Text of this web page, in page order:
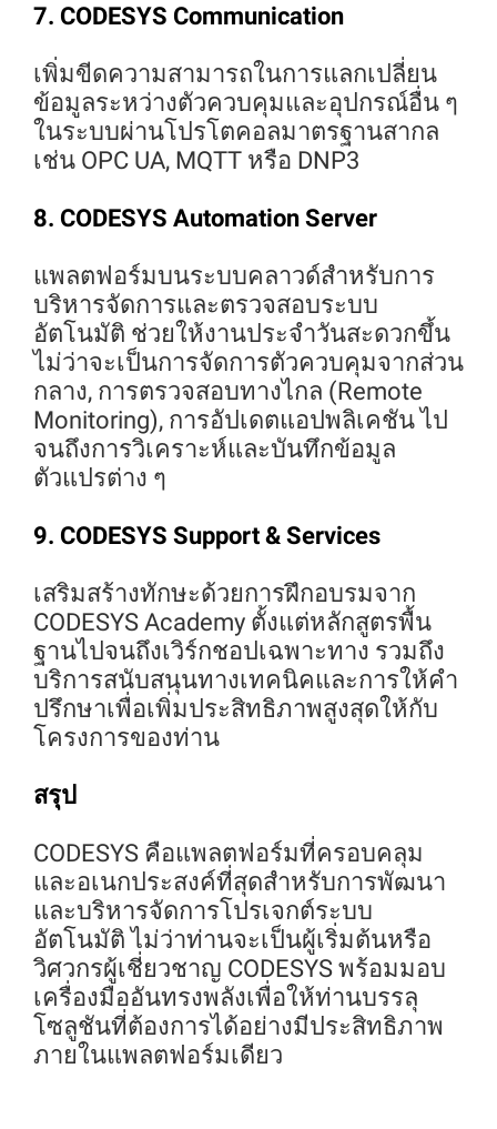
7. CODESYS Communication
เพิ่มขีดความสามารถในการแลกเปลี่ยน
ข้อมูลระหว่างตัวควบคุมและอุปกรณ์อื่น ๆ
ในระบบผ่านโปรโตคอลมาตรฐานสากล
เช่น OPC UA, MQTT หรือ DNP3
8. CODESYS Automation Server
แพลตฟอร์มบนระบบคลาวด์สำหรับการ
บริหารจัดการและตรวจสอบระบบ
อัตโนมัติ ช่วยให้งานประจำวันสะดวกขึ้น
ไม่ว่าจะเป็นการจัดการตัวควบคุมจากส่วน
กลาง, การตรวจสอบทางไกล (Remote
Monitoring), การอัปเดตแอปพลิเคชัน ไป
จนถึงการวิเคราะห์และบันทึกข้อมูล
ตัวแปรต่าง ๆ
9. CODESYS Support & Services
เสริมสร้างทักษะด้วยการฝึกอบรมจาก
CODESYS Academy ตั้งแต่หลักสูตรพื้น
ฐานไปจนถึงเวิร์กชอปเฉพาะทาง รวมถึง
บริการสนับสนุนทางเทคนิคและการให้คำ
ปรึกษาเพื่อเพิ่มประสิทธิภาพสูงสุดให้กับ
โครงการของท่าน
สรุป
CODESYS คือแพลตฟอร์มที่ครอบคลุม
และอเนกประสงค์ที่สุดสำหรับการพัฒนา
และบริหารจัดการโปรเจกต์ระบบ
อัตโนมัติ ไม่ว่าท่านจะเป็นผู้เริ่มต้นหรือ
วิศวกรผู้เชี่ยวชาญ CODESYS พร้อมมอบ
เครื่องมืออันทรงพลังเพื่อให้ท่านบรรลุ
โซลูชันที่ต้องการได้อย่างมีประสิทธิภาพ
ภายในแพลตฟอร์มเดียว